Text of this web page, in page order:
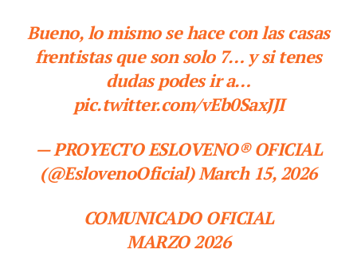
Bueno, lo mismo se hace con las casas
frentistas que son solo 7… y si tenes
dudas podes ir a…
pic.twitter.com/vEb0SaxJJI
— PROYECTO ESLOVENO® OFICIAL
(@EslovenoOficial) March 15, 2026
COMUNICADO OFICIAL
MARZO 2026